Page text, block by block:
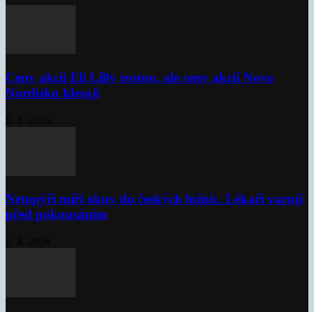
Ceny akcií Eli Lilly rostou, ale ceny akcií Novo
Nordisku klesají
Netopýři míří okny do českých ložnic. Lékaři varují
před pokousáním